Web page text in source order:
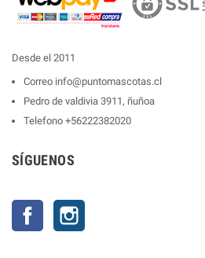
Desde el 2011
Correo info@puntomascotas.cl
Pedro de valdivia 3911, ñuñoa
Telefono +56222382020
SÍGUENOS
Facebook